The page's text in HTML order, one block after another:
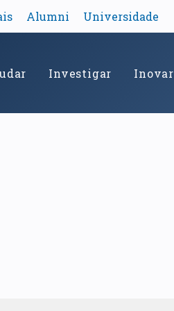
Alumni Universidade
Investigar Inovar